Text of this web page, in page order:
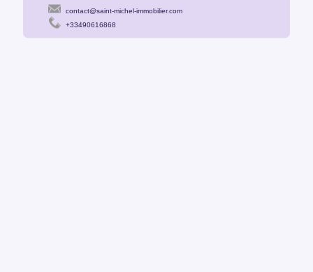
contact@saint-michel-immobilier.com
+33490616868